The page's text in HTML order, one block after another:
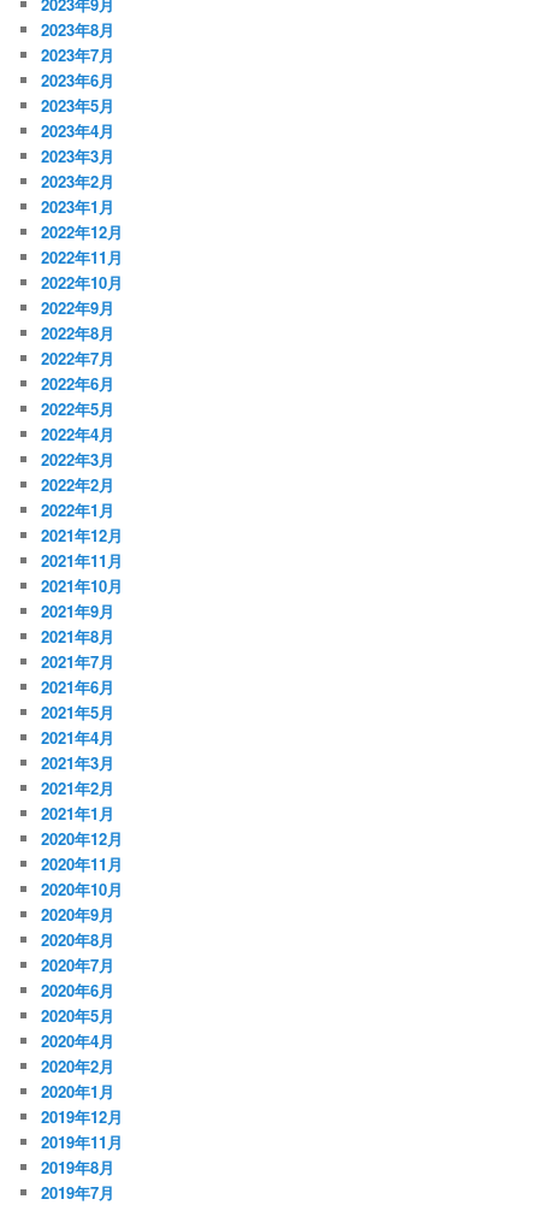
2023年8月
2023年7月
2023年6月
2023年5月
2023年4月
2023年3月
2023年2月
2023年1月
2022年12月
2022年11月
2022年10月
2022年9月
2022年8月
2022年7月
2022年6月
2022年5月
2022年4月
2022年3月
2022年2月
2022年1月
2021年12月
2021年11月
2021年10月
2021年9月
2021年8月
2021年7月
2021年6月
2021年5月
2021年4月
2021年3月
2021年2月
2021年1月
2020年12月
2020年11月
2020年10月
2020年9月
2020年8月
2020年7月
2020年6月
2020年5月
2020年4月
2020年2月
2020年1月
2019年12月
2019年11月
2019年8月
2019年7月